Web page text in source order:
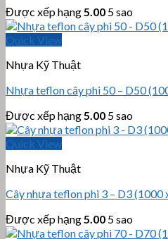
Được xếp hạng 5.00 5 sao
Quick View
Nhựa Kỹ Thuật
Nhựa teflon cây phi 50 – D50
Được xếp hạng 5.00 5 sao
Quick View
Nhựa Kỹ Thuật
Cây nhựa teflon phi 3 – D3 (1000
Được xếp hạng 5.00 5 sao